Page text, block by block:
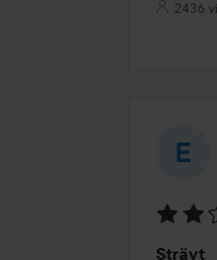
2436
Strävt